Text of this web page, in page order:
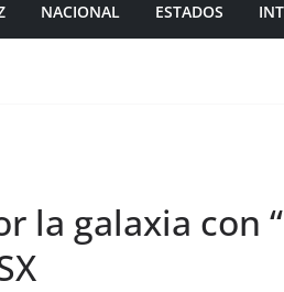
NACIONAL ESTADOS
la galaxia con